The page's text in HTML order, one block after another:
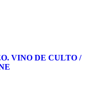
VINO DE CULTO /